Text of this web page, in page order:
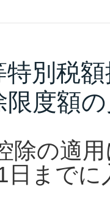
別税
限度額
の適
日まで